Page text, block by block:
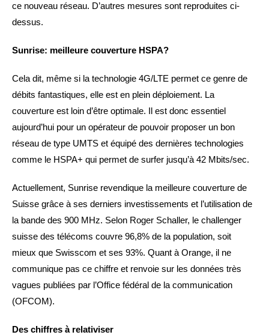
ce nouveau réseau. D’autres mesures sont reproduites ci-
dessus.
Sunrise: meilleure couverture HSPA?
Cela dit, même si la technologie 4G/LTE permet ce genre de
débits fantastiques, elle est en plein déploiement. La
couverture est loin d’être optimale. Il est donc essentiel
aujourd’hui pour un opérateur de pouvoir proposer un bon
réseau de type UMTS et équipé des dernières technologies
comme le HSPA+ qui permet de surfer jusqu’à 42 Mbits/sec.
Actuellement, Sunrise revendique la meilleure couverture de
Suisse grâce à ses derniers investissements et l’utilisation de
la bande des 900 MHz. Selon Roger Schaller, le challenger
suisse des télécoms couvre 96,8% de la population, soit
mieux que Swisscom et ses 93%. Quant à Orange, il ne
communique pas ce chiffre et renvoie sur les données très
vagues publiées par l’Office fédéral de la communication
(OFCOM).
Des chiffres à relativiser